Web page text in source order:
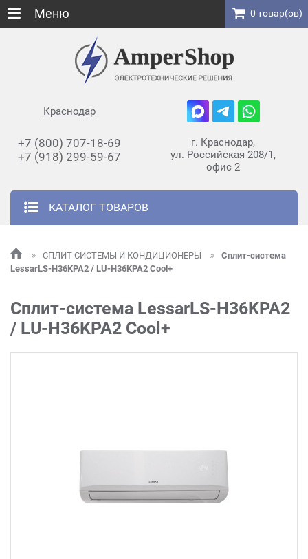
Краснодар
+7 (800) 707-18-69
+7 (918) 299-59-67
г. Краснодар,
ул. Российская 208/1,
офис 2
КАТАЛОГ ТОВАРОВ
Меню 0 товар(ов)
СПЛИТ-СИСТЕМЫ И КОНДИЦИОНЕРЫ
Сплит-система
LessarLS-H36KPA2 / LU-H36KPA2 Cool+
Сплит-система LessarLS-H36KPA2
/ LU-H36KPA2 Cool+